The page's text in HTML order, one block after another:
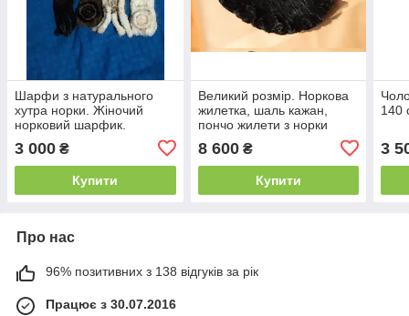
Шарфи з натурального
хутра норки. Жіночий
норковий шарфик.
3 000 ₴
Купити
Великий розмір. Норкова
жилетка, шаль кажан,
пончо жилети з норки
8 600₴
Купити
140
3
Про нас
96% позитивних з 138 відгуків за рік
Працює з 30.07.2016